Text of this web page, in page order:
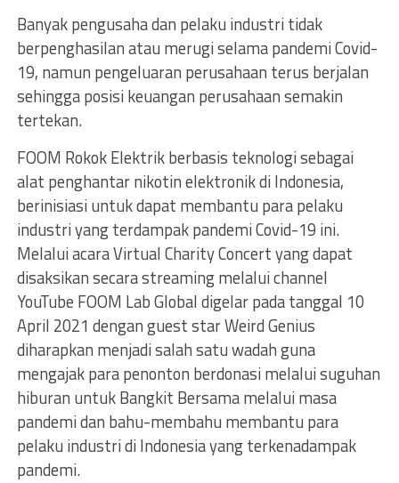
Banyak pengusaha dan pelaku industri tidak
berpenghasilan atau merugi selama pandemi Covid-
19, namun pengeluaran perusahaan terus berjalan
sehingga posisi keuangan perusahaan semakin
tertekan.
FOOM Rokok Elektrik berbasis teknologi sebagai
alat penghantar nikotin elektronik di Indonesia,
berinisiasi untuk dapat membantu para pelaku
industri yang terdampak pandemi Covid-19 ini.
Melalui acara Virtual Charity Concert yang dapat
disaksikan secara streaming melalui channel
YouTube FOOM Lab Global digelar pada tanggal 10
April 2021 dengan guest star Weird Genius
diharapkan menjadi salah satu wadah guna
mengajak para penonton berdonasi melalui suguhan
hiburan untuk Bangkit Bersama melalui masa
pandemi dan bahu-membahu membantu para
pelaku industri di Indonesia yang terkenadampak
pandemi.